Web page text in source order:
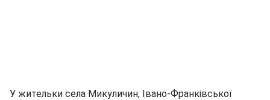
У жительки села Микуличин, Івано-Франківської